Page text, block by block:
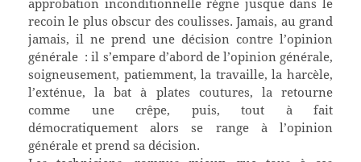
approbation inconditionnelle règne jusque dans le
recoin le plus obscur des coulisses. Jamais, au grand
jamais, il ne prend une décision contre l’opinion
générale : il s’empare d’abord de l’opinion générale,
soigneusement, patiemment, la travaille, la harcèle,
l’exténue, la bat à plates coutures, la retourne
comme une crêpe, puis, tout à fait
démocratiquement alors se range à l’opinion
générale et prend sa décision.